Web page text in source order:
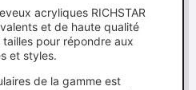
acryliques RICHSTAR
et de haute qualité
pour répondre aux
et styles.
de la gamme est